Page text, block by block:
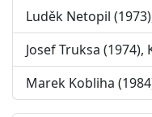
Luděk Netopil
Josef Truksa (1974),
Marek Kobliha